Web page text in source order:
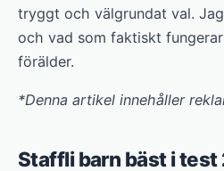
tryggt och välgrundat val.
och vad som faktiskt
förälder.
*Denna artikel innehåller
Staffli barn bäst i test